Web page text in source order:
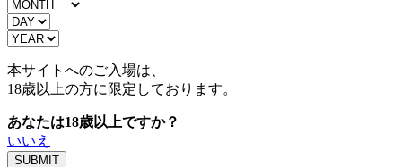
本サイトへのご入場は、
18歳以上の方に限定しております。
あなたは18歳以上ですか？
いいえ